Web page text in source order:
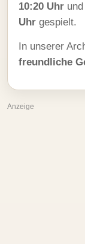
10:20 Uhr
Uhr gespielt.
In unserer
freundliche
Anzeige